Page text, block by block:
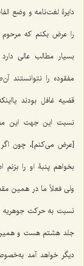
دایرۀ لغت‌نامه و وضع
را عرض بکنم که
بسیار مطالب عالى
مفقوده را نتوانستند
قضیه غافل بودند
نسبت این جهت این
[عرض می‌کنم]، چون اگر
بخواهم پنبۀ ‌او را
ولى فعلاً ما در همین
نسبت به حرکت جوهریه
جلد هشتم هست و
دیگر خواهد آمد